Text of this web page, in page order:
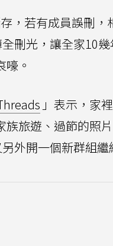
，若有成員誤刪
刪光，讓全家10
。
」表示，家
族旅遊、過節的照
外開一個新群組繼